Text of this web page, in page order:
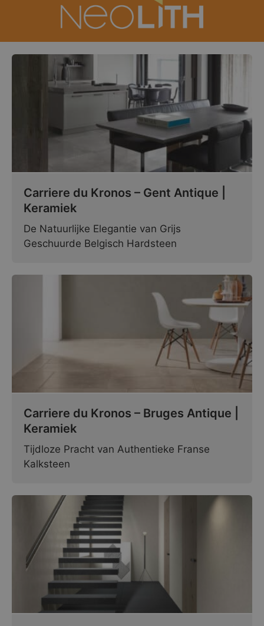
Carriere du Kronos – Gent Antique |
Keramiek
De Natuurlijke Elegantie van Grijs
Geschuurde Belgisch Hardsteen
Carriere du Kronos – Bruges Antique |
Keramiek
Tijdloze Pracht van Authentieke Franse
Kalksteen